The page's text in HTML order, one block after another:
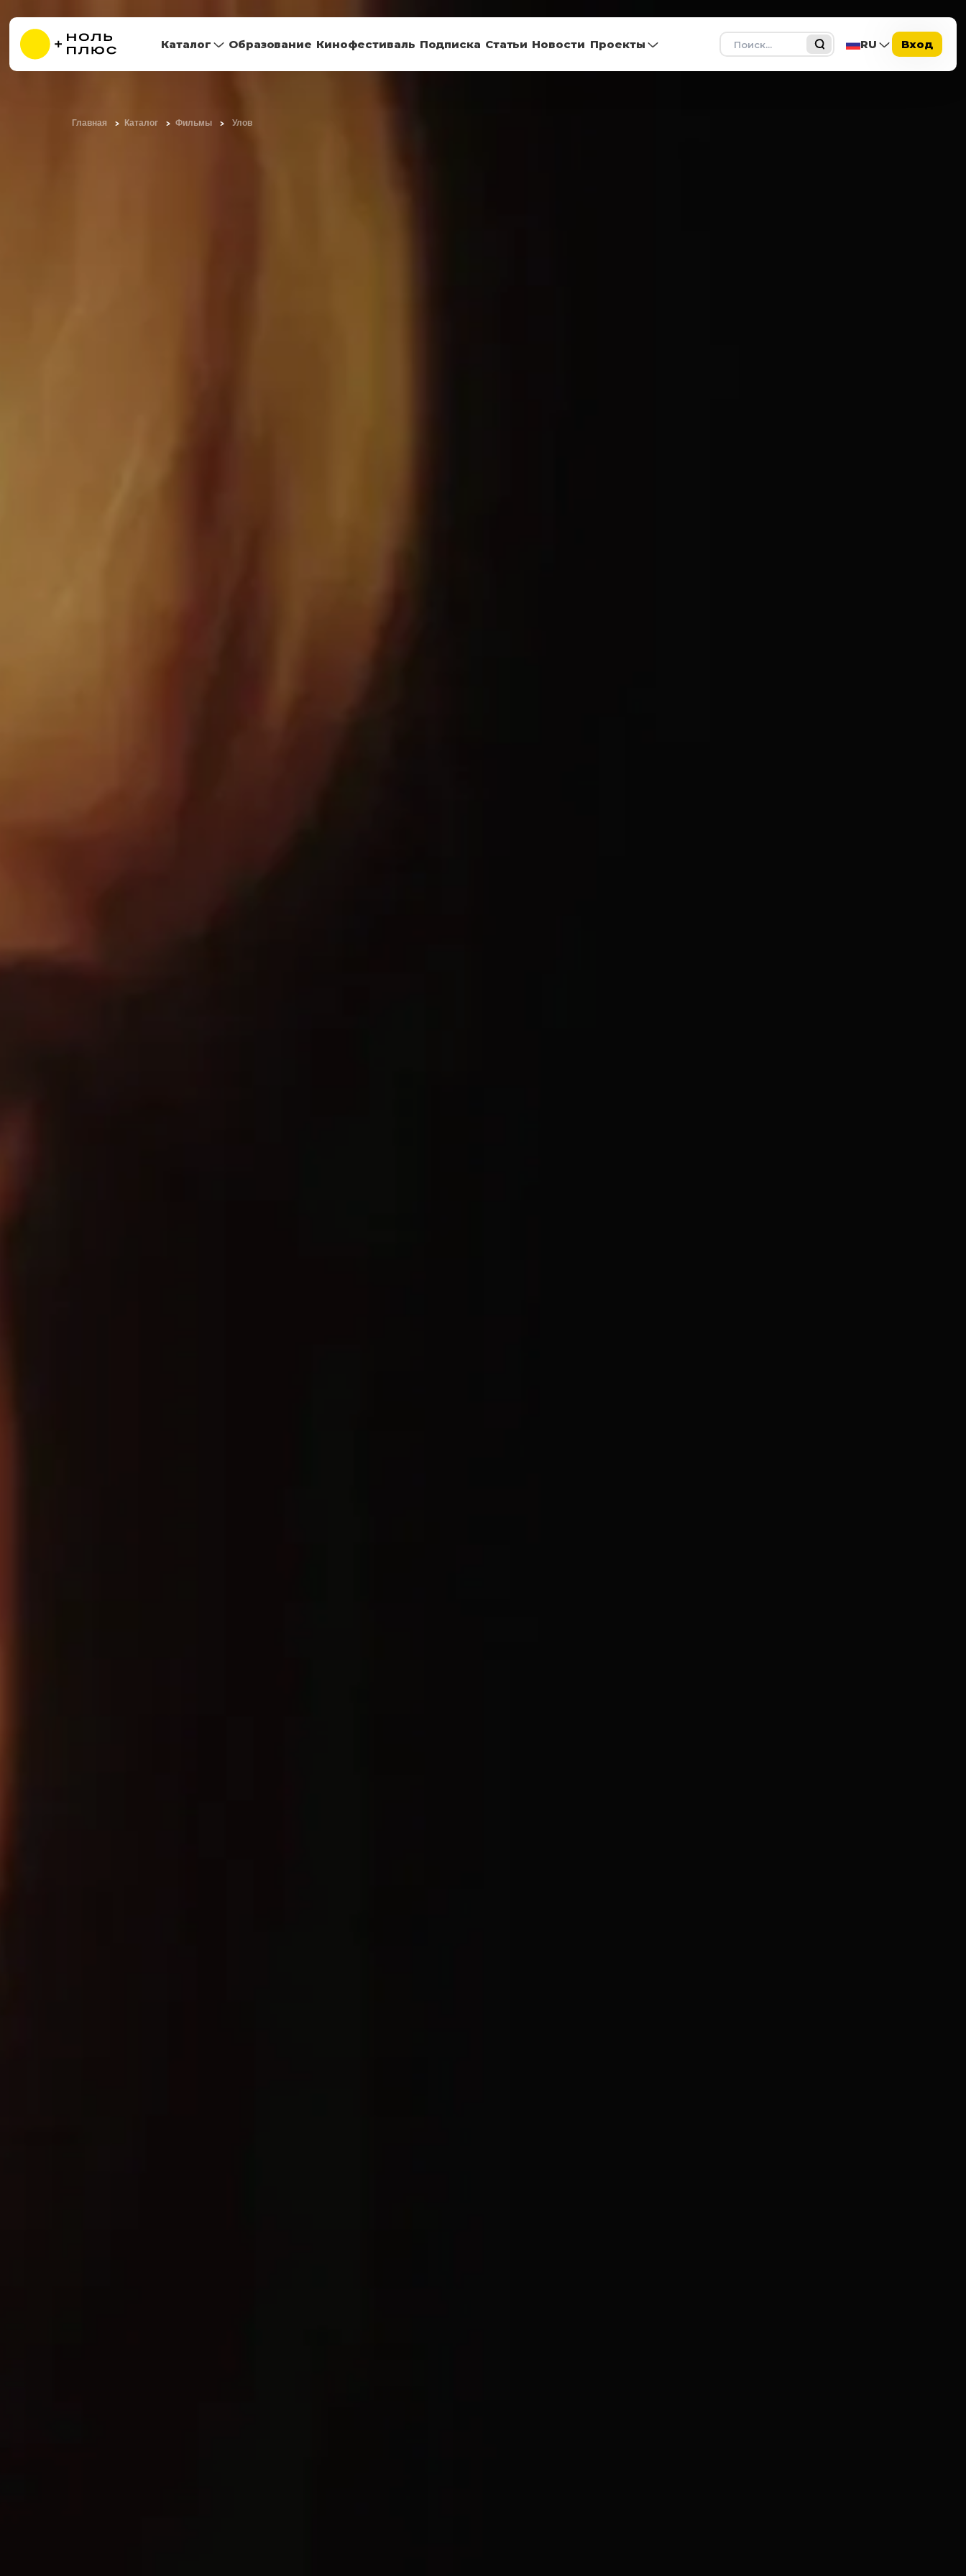
Каталог Образование Кинофестиваль Подписка Статьи Новости Проекты Поиск RU Вход
Главная Каталог Фильмы Улов